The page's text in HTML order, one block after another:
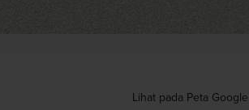
Lihat pada Peta Google